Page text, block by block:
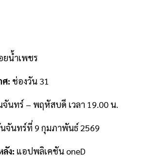
ยน้ำเพชร
ศ: ช่องวัน 31
นทร์ – พฤหัสบดี เวลา 19.00 น.
จันทร์ที่ 9 กุมภาพันธ์ 2569
ง: แอปพลิเคชัน oneD